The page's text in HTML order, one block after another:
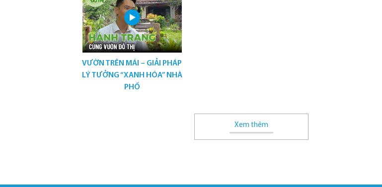
VƯỜN TRÊN MÁI – GIẢI PHÁP
LÝ TƯỞNG “XANH HÓA” NHÀ
PHỐ
Xem thêm